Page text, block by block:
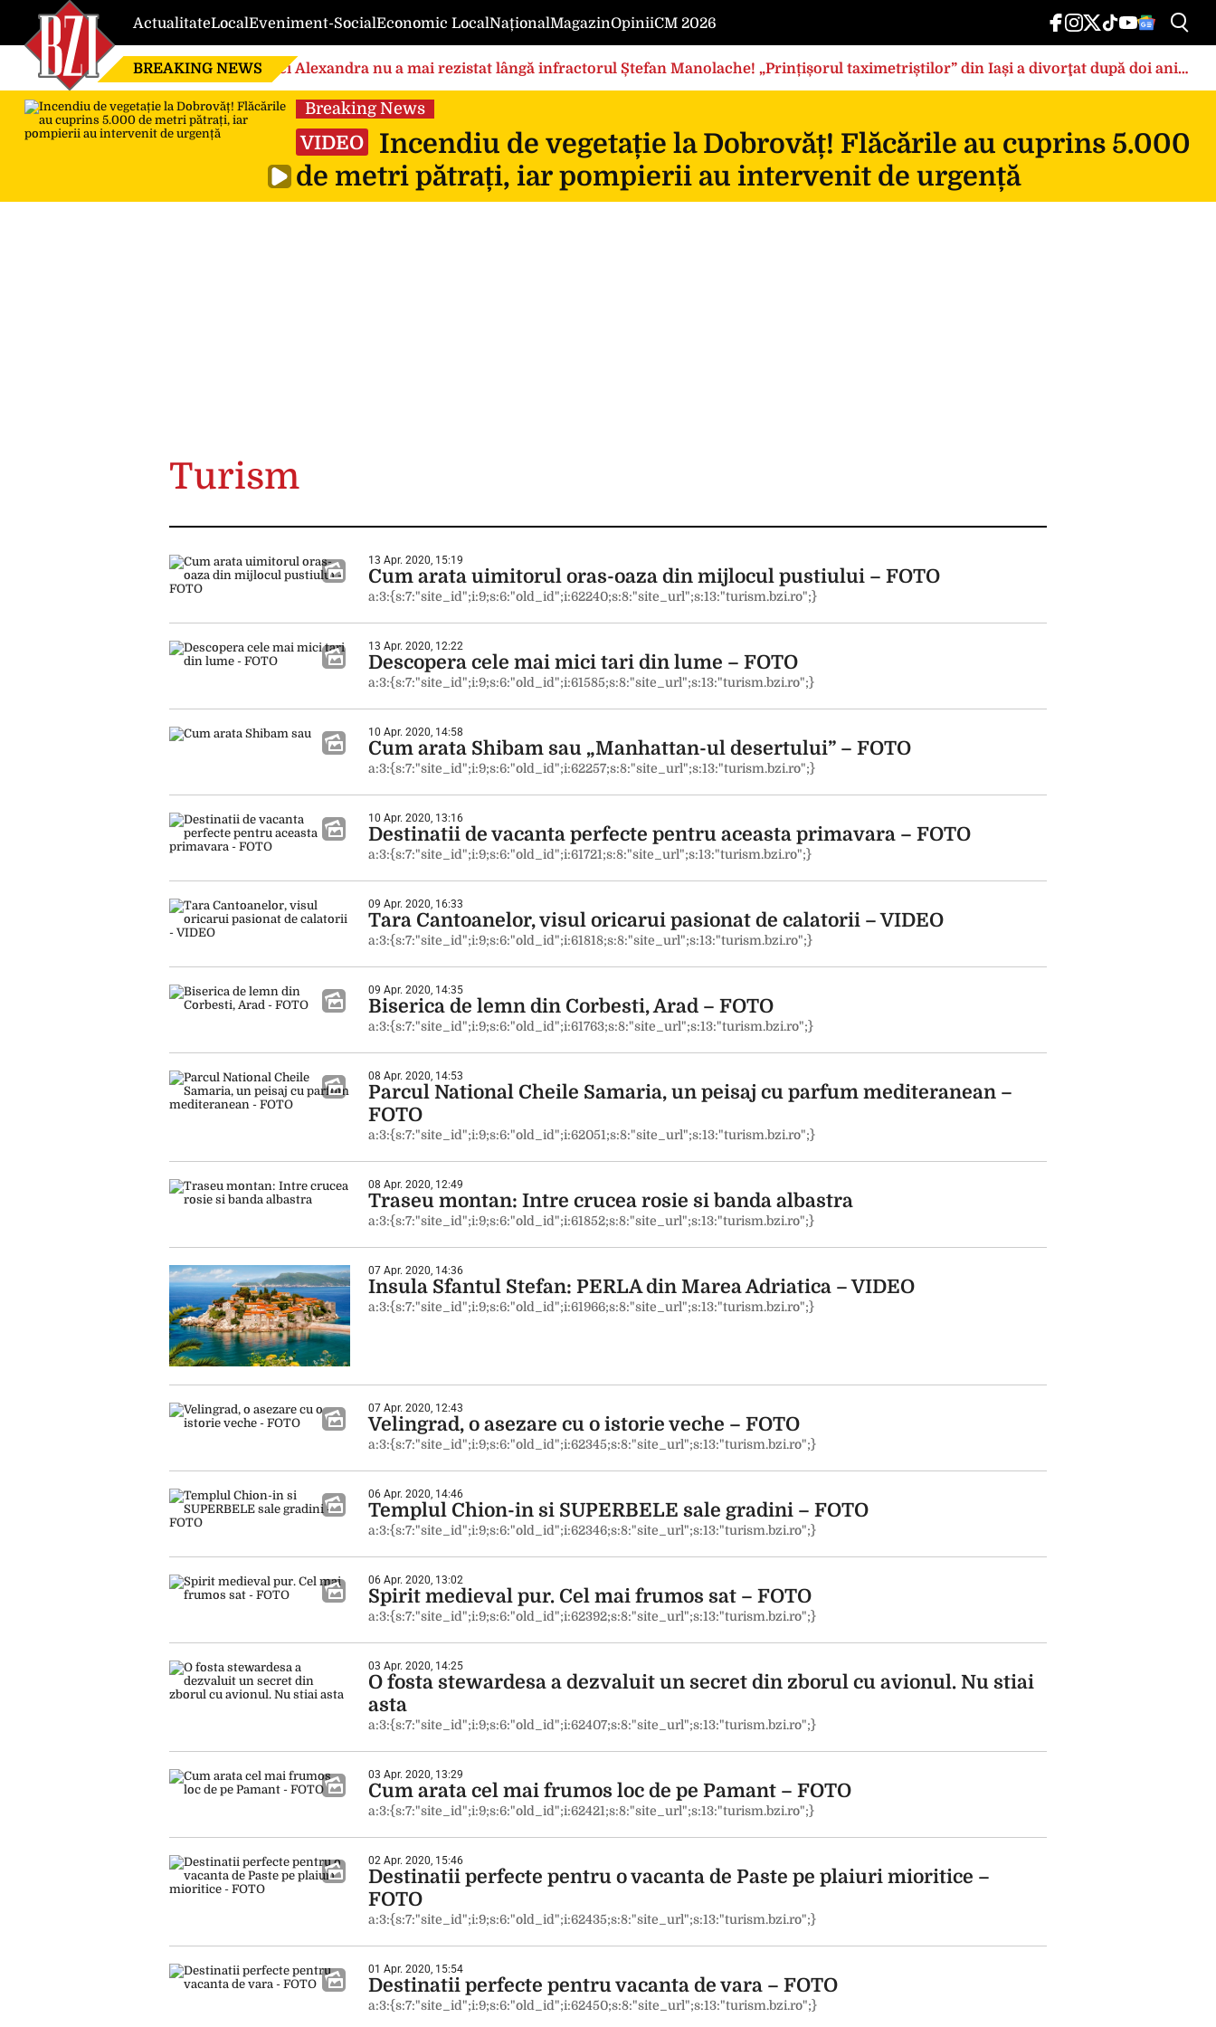
ActualitateLocalEveniment-SocialEconomic LocalNaționalMagazinOpiniiCM 2026
BREAKING NEWS Nici Alexandra nu a mai rezistat lângă infractorul Ștefan Manolache! „Prințișorul taximetriștilor” din Iași a divorţat după doi ani
de căsnicie
Breaking News
VIDEO
Incendiu de vegetație la Dobrovăț! Flăcările au cuprins 5.000
de metri pătrați, iar pompierii au intervenit de urgență
Turism
13 Apr. 2020, 15:19
Cum arata uimitorul oras-oaza din mijlocul pustiului – FOTO
a:3:{s:7:"site_id";i:9;s:6:"old_id";i:62240;s:8:"site_url";s:13:"turism.bzi.ro";}
13 Apr. 2020, 12:22
Descopera cele mai mici tari din lume – FOTO
a:3:{s:7:"site_id";i:9;s:6:"old_id";i:61585;s:8:"site_url";s:13:"turism.bzi.ro";}
10 Apr. 2020, 14:58
Cum arata Shibam sau „Manhattan-ul desertului” – FOTO
a:3:{s:7:"site_id";i:9;s:6:"old_id";i:62257;s:8:"site_url";s:13:"turism.bzi.ro";}
10 Apr. 2020, 13:16
Destinatii de vacanta perfecte pentru aceasta primavara – FOTO
a:3:{s:7:"site_id";i:9;s:6:"old_id";i:61721;s:8:"site_url";s:13:"turism.bzi.ro";}
09 Apr. 2020, 16:33
Tara Cantoanelor, visul oricarui pasionat de calatorii – VIDEO
a:3:{s:7:"site_id";i:9;s:6:"old_id";i:61818;s:8:"site_url";s:13:"turism.bzi.ro";}
09 Apr. 2020, 14:35
Biserica de lemn din Corbesti, Arad – FOTO
a:3:{s:7:"site_id";i:9;s:6:"old_id";i:61763;s:8:"site_url";s:13:"turism.bzi.ro";}
08 Apr. 2020, 14:53
Parcul National Cheile Samaria, un peisaj cu parfum mediteranean –
FOTO
a:3:{s:7:"site_id";i:9;s:6:"old_id";i:62051;s:8:"site_url";s:13:"turism.bzi.ro";}
08 Apr. 2020, 12:49
Traseu montan: Intre crucea rosie si banda albastra
a:3:{s:7:"site_id";i:9;s:6:"old_id";i:61852;s:8:"site_url";s:13:"turism.bzi.ro";}
07 Apr. 2020, 14:36
Insula Sfantul Stefan: PERLA din Marea Adriatica – VIDEO
a:3:{s:7:"site_id";i:9;s:6:"old_id";i:61966;s:8:"site_url";s:13:"turism.bzi.ro";}
07 Apr. 2020, 12:43
Velingrad, o asezare cu o istorie veche – FOTO
a:3:{s:7:"site_id";i:9;s:6:"old_id";i:62345;s:8:"site_url";s:13:"turism.bzi.ro";}
06 Apr. 2020, 14:46
Templul Chion-in si SUPERBELE sale gradini – FOTO
a:3:{s:7:"site_id";i:9;s:6:"old_id";i:62346;s:8:"site_url";s:13:"turism.bzi.ro";}
06 Apr. 2020, 13:02
Spirit medieval pur. Cel mai frumos sat – FOTO
a:3:{s:7:"site_id";i:9;s:6:"old_id";i:62392;s:8:"site_url";s:13:"turism.bzi.ro";}
03 Apr. 2020, 14:25
O fosta stewardesa a dezvaluit un secret din zborul cu avionul. Nu stiai
asta
a:3:{s:7:"site_id";i:9;s:6:"old_id";i:62407;s:8:"site_url";s:13:"turism.bzi.ro";}
03 Apr. 2020, 13:29
Cum arata cel mai frumos loc de pe Pamant – FOTO
a:3:{s:7:"site_id";i:9;s:6:"old_id";i:62421;s:8:"site_url";s:13:"turism.bzi.ro";}
02 Apr. 2020, 15:46
Destinatii perfecte pentru o vacanta de Paste pe plaiuri mioritice –
FOTO
a:3:{s:7:"site_id";i:9;s:6:"old_id";i:62435;s:8:"site_url";s:13:"turism.bzi.ro";}
01 Apr. 2020, 15:54
Destinatii perfecte pentru vacanta de vara – FOTO
a:3:{s:7:"site_id";i:9;s:6:"old_id";i:62450;s:8:"site_url";s:13:"turism.bzi.ro";}